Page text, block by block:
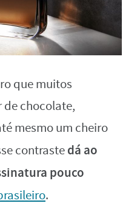
que muitos
de chocolate,
mesmo um cheiro
contrastedá ao
pouco
.